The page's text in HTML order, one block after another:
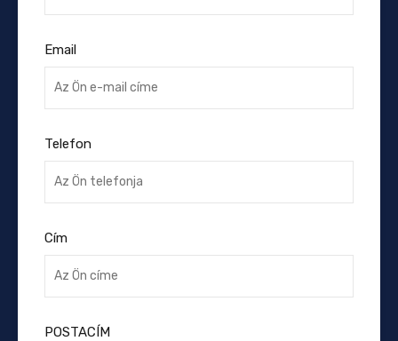
Email
Telefon
Cím
POSTACÍM